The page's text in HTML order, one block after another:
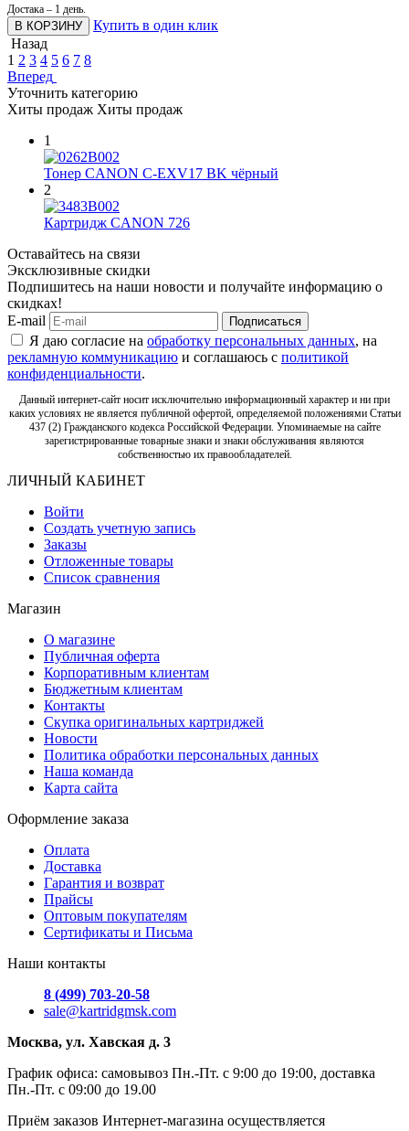
Достака – 1 день.
В КОРЗИНУ
Купить в один клик
Назад
1 2 3 4 5 6 7 8
Вперед
Уточнить категорию
Хиты продаж Хиты продаж
1
Тонер CANON C-EXV17 BK чёрный
2
Картридж CANON 726
Оставайтесь на связи
Эксклюзивные скидки
Подпишитесь на наши новости и получайте информацию о
скидках!
E-mail
Подписаться
Я даю согласие на обработку персональных данных, на
рекламную коммуникацию и соглашаюсь с политикой
конфиденциальности.
Данный интернет-сайт носит исключительно информационный характер и ни при
каких условиях не является публичной офертой, определяемой положениями Статьи
437 (2) Гражданского кодекса Российской Федерации. Упоминаемые на сайте
зарегистрированные товарные знаки и знаки обслуживания являются
собственностью их правообладателей.
ЛИЧНЫЙ КАБИНЕТ
Войти
Создать учетную запись
Заказы
Отложенные товары
Список сравнения
Магазин
О магазине
Публичная оферта
Корпоративным клиентам
Бюджетным клиентам
Контакты
Скупка оригинальных картриджей
Новости
Политика обработки персональных данных
Наша команда
Карта сайта
Оформление заказа
Оплата
Доставка
Гарантия и возврат
Прайсы
Оптовым покупателям
Сертификаты и Письма
Наши контакты
8 (499) 703-20-58
sale@kartridgmsk.com
Москва, ул. Хавская д. 3
График офиса: самовывоз Пн.-Пт. с 9:00 до 19:00, доставка
Пн.-Пт. с 09:00 до 19.00
Приём заказов Интернет-магазина осуществляется